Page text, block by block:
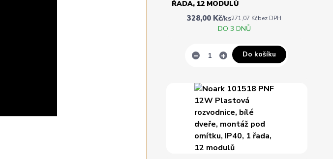
ŘADA, 12 MODULŮ
328,00 Kč/ks271,07 Kčbez DPH
DO 3 DNŮ
Do košíku